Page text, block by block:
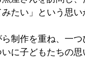
たい」という思い
制作を重ね、一
に子どもたちの